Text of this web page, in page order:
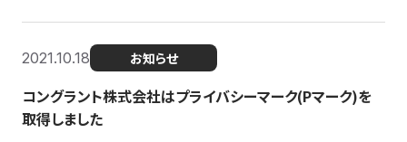
2021.10.18 お知らせ
コングラント株式会社はプライバシーマーク(Pマーク)を
取得しました